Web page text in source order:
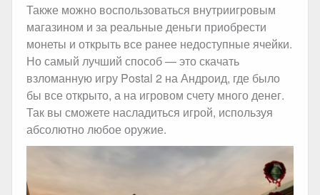
Также можно воспользоваться внутриигровым
магазином и за реальные деньги приобрести
монеты и открыть все ранее недоступные ячейки.
Но самый лучший способ — это скачать
взломанную игру Postal 2 на Андроид, где было
бы все открыто, а на игровом счету много денег.
Так вы сможете насладиться игрой, используя
абсолютно любое оружие.